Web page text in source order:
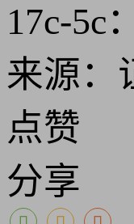
17c-5c
来源：
点赞
分享